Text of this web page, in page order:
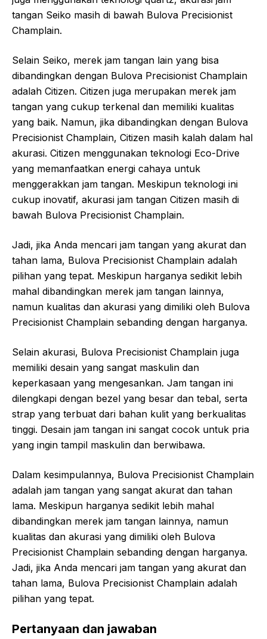
tangan Seiko masih di bawah Bulova Precisionist
Champlain.
Selain Seiko, merek jam tangan lain yang bisa
dibandingkan dengan Bulova Precisionist Champlain
adalah Citizen. Citizen juga merupakan merek jam
tangan yang cukup terkenal dan memiliki kualitas
yang baik. Namun, jika dibandingkan dengan Bulova
Precisionist Champlain, Citizen masih kalah dalam hal
akurasi. Citizen menggunakan teknologi Eco-Drive
yang memanfaatkan energi cahaya untuk
menggerakkan jam tangan. Meskipun teknologi ini
cukup inovatif, akurasi jam tangan Citizen masih di
bawah Bulova Precisionist Champlain.
Jadi, jika Anda mencari jam tangan yang akurat dan
tahan lama, Bulova Precisionist Champlain adalah
pilihan yang tepat. Meskipun harganya sedikit lebih
mahal dibandingkan merek jam tangan lainnya,
namun kualitas dan akurasi yang dimiliki oleh Bulova
Precisionist Champlain sebanding dengan harganya.
Selain akurasi, Bulova Precisionist Champlain juga
memiliki desain yang sangat maskulin dan
keperkasaan yang mengesankan. Jam tangan ini
dilengkapi dengan bezel yang besar dan tebal, serta
strap yang terbuat dari bahan kulit yang berkualitas
tinggi. Desain jam tangan ini sangat cocok untuk pria
yang ingin tampil maskulin dan berwibawa.
Dalam kesimpulannya, Bulova Precisionist Champlain
adalah jam tangan yang sangat akurat dan tahan
lama. Meskipun harganya sedikit lebih mahal
dibandingkan merek jam tangan lainnya, namun
kualitas dan akurasi yang dimiliki oleh Bulova
Precisionist Champlain sebanding dengan harganya.
Jadi, jika Anda mencari jam tangan yang akurat dan
tahan lama, Bulova Precisionist Champlain adalah
pilihan yang tepat.
Pertanyaan dan jawaban